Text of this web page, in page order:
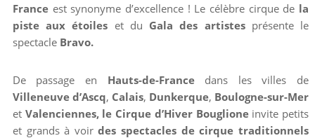
Franceest synonyme d’excellence ! Le célèbre cirque de la
piste aux étoiles et du Gala des artistesprésente le
spectacle Bravo.
De passage en Hauts-de-France dans les villes de
Villeneuve d’Ascq, Calais, Dunkerque, Boulogne-sur-Mer
et Valenciennes, le Cirque d’Hiver Bouglioneinvite petits
et grands à voirdes spectacles de cirque traditionnels